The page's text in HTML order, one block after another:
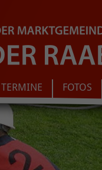
TERMINE FOTOS